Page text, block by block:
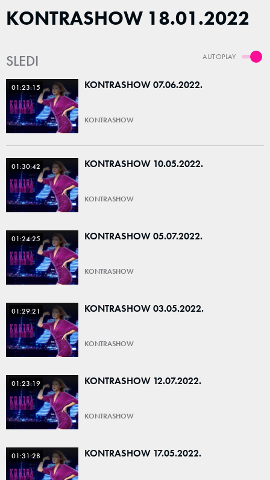
KONTRASHOW 18.01.2022
AUTOPLAY
SLEDI
01:23:15 KONTRASHOW 07.06.2022.
KONTRASHOW
01:30:42 KONTRASHOW 10.05.2022.
KONTRASHOW
01:24:25 KONTRASHOW 05.07.2022.
KONTRASHOW
01:29:21 KONTRASHOW 03.05.2022.
KONTRASHOW
01:23:19 KONTRASHOW 12.07.2022.
KONTRASHOW
01:31:28 KONTRASHOW 17.05.2022.